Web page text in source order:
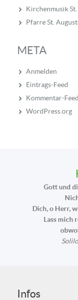
Kirchenmusik
Pfarre St.
META
Anmelden
Eintrags-Feed
Kommentar-Feed
WordPress.org
Gott und
Dich, o Herr,
Lass mich
Infos